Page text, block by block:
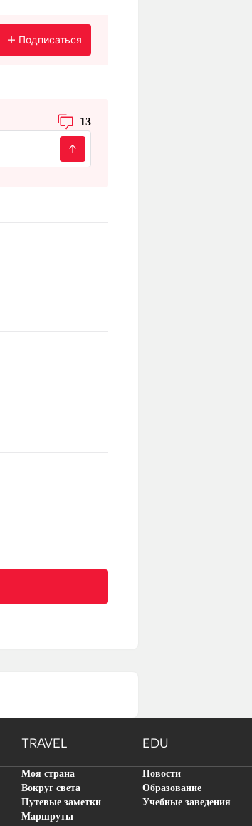
Подписаться
13
TRAVEL EDU
Моя страна
Вокруг света
Путевые заметки
Маршруты
Новости
Образование
Учебные заведения